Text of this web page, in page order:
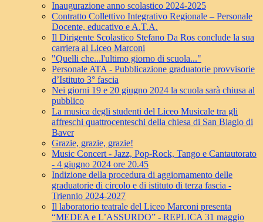
Inaugurazione anno scolastico 2024-2025
Contratto Collettivo Integrativo Regionale – Personale
Docente, educativo e A.T.A.
Il Dirigente Scolastico Stefano Da Ros conclude la sua
carriera al Liceo Marconi
"Quelli che...l'ultimo giorno di scuola..."
Personale ATA - Pubblicazione graduatorie provvisorie
d’Istituto 3° fascia
Nei giorni 19 e 20 giugno 2024 la scuola sarà chiusa al
pubblico
La musica degli studenti del Liceo Musicale tra gli
affreschi quattrocenteschi della chiesa di San Biagio di
Baver
Grazie, grazie, grazie!
Music Concert - Jazz, Pop-Rock, Tango e Cantautorato
- 4 giugno 2024 ore 20.45
Indizione della procedura di aggiornamento delle
graduatorie di circolo e di istituto di terza fascia -
Triennio 2024-2027
Il laboratorio teatrale del Liceo Marconi presenta
“MEDEA e L’ASSURDO” - REPLICA 31 maggio